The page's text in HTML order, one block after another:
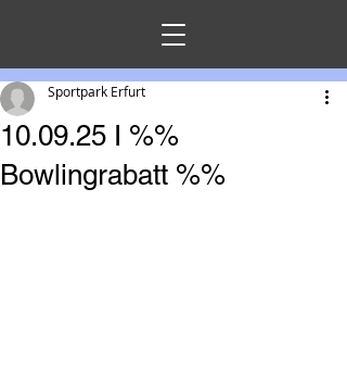
10.09.25 I %%
Bowlingrabatt %%
Sportpark Erfurt